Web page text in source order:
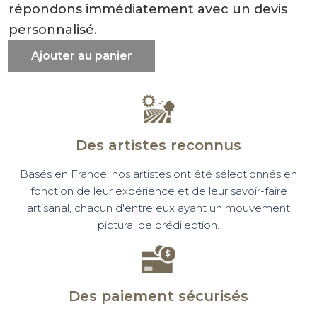
répondons immédiatement avec un devis
personnalisé.
Ajouter au panier
Des artistes reconnus
Basés en France, nos artistes ont été sélectionnés en
fonction de leur expérience et de leur savoir-faire
artisanal, chacun d'entre eux ayant un mouvement
pictural de prédilection.
Des paiement sécurisés